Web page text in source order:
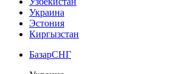
Украина
Эстония
Киргызстан
БазарСНГ